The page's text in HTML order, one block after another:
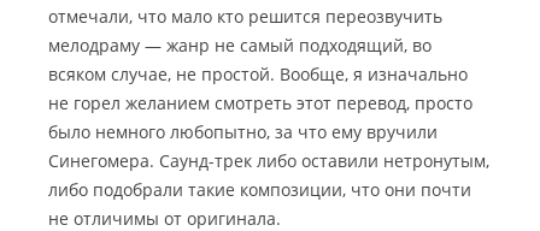
отмечали, что мало кто решится переозвучить
мелодраму — жанр не самый подходящий, во
всяком случае, не простой. Вообще, я изначально
не горел желанием смотреть этот перевод, просто
было немного любопытно, за что ему вручили
Синегомера. Саунд-трек либо оставили нетронутым,
либо подобрали такие композиции, что они почти
не отличимы от оригинала.